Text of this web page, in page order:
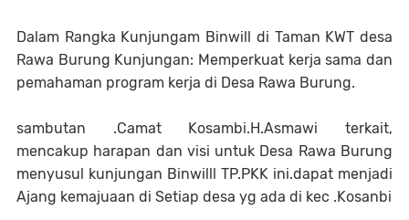
Dalam Rangka Kunjungam Binwill di Taman KWT desa
Rawa Burung Kunjungan: Memperkuat kerja sama dan
pemahaman program kerja di Desa Rawa Burung.
sambutan .Camat Kosambi.H.Asmawi terkait,
mencakup harapan dan visi untuk Desa Rawa Burung
menyusul kunjungan Binwilll TP.PKK ini.dapat menjadi
Ajang kemajuaan di Setiap desa yg ada di kec .Kosanbi